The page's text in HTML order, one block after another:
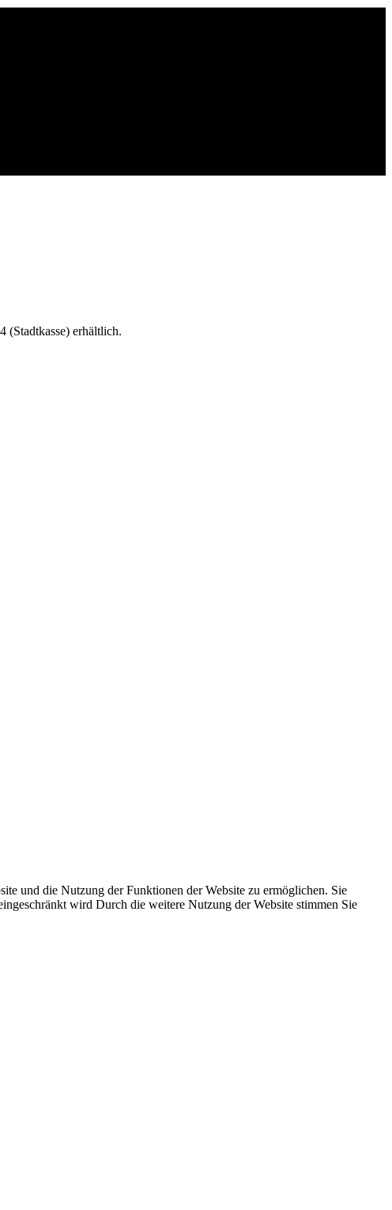
(Stadtkasse) erhältlich.
und die Nutzung der Funktionen der Website zu ermöglichen. Sie
wird Durch die weitere Nutzung der Website stimmen Sie